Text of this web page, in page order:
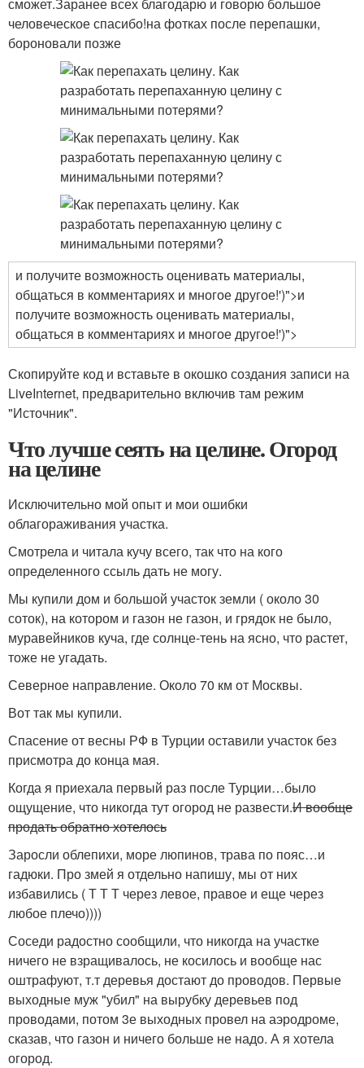
человеческое спасибо!на фотках после перепашки,
бороновали позже
и получите возможность оценивать материалы,
общаться в комментариях и многое другое!')">и
получите возможность оценивать материалы,
общаться в комментариях и многое другое!')">
Скопируйте код и вставьте в окошко создания записи на
LiveInternet, предварительно включив там режим
"Источник".
Что лучше сеять на целине. Огород
на целине
Исключительно мой опыт и мои ошибки
облагораживания участка.
Смотрела и читала кучу всего, так что на кого
определенного ссыль дать не могу.
Мы купили дом и большой участок земли ( около 30
соток), на котором и газон не газон, и грядок не было,
муравейников куча, где солнце-тень на ясно, что растет,
тоже не угадать.
Северное направление. Около 70 км от Москвы.
Вот так мы купили.
Спасение от весны РФ в Турции оставили участок без
присмотра до конца мая.
Когда я приехала первый раз после Турции…было
ощущение, что никогда тут огород не развести.И вообще
продать обратно хотелось
Заросли облепихи, море люпинов, трава по пояс…и
гадюки. Про змей я отдельно напишу, мы от них
избавились ( Т Т Т через левое, правое и еще через
любое плечо))))
Соседи радостно сообщили, что никогда на участке
ничего не взращивалось, не косилось и вообще нас
оштрафуют, т.т деревья достают до проводов. Первые
выходные муж "убил" на вырубку деревьев под
проводами, потом 3е выходных провел на аэродроме,
сказав, что газон и ничего больше не надо. А я хотела
огород.